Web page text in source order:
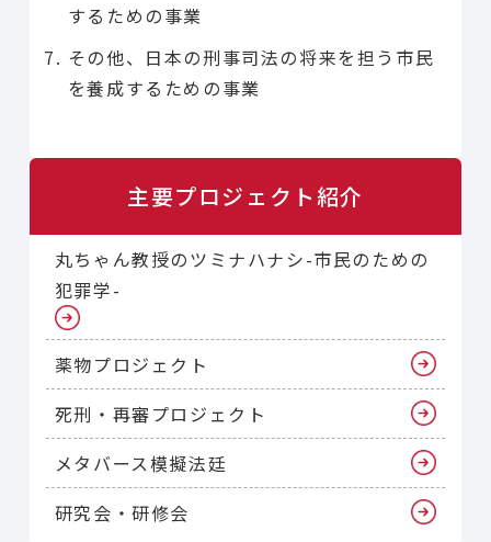
するための事業
その他、日本の刑事司法の将来を担う市民
を養成するための事業
主要プロジェクト紹介
丸ちゃん教授のツミナハナシ-市民のための
犯罪学-
薬物プロジェクト
死刑・再審プロジェクト
メタバース模擬法廷
研究会・研修会